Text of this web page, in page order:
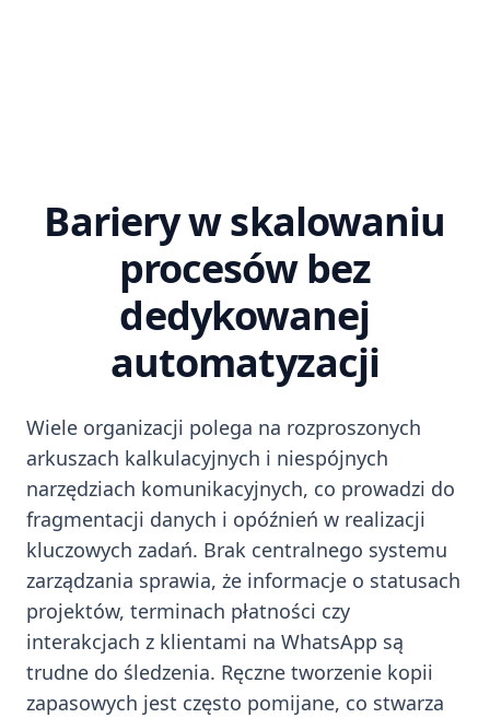
Bariery w skalowaniu
procesów bez
dedykowanej
automatyzacji
Wiele organizacji polega na rozproszonych
arkuszach kalkulacyjnych i niespójnych
narzędziach komunikacyjnych, co prowadzi do
fragmentacji danych i opóźnień w realizacji
kluczowych zadań. Brak centralnego systemu
zarządzania sprawia, że informacje o statusach
projektów, terminach płatności czy
interakcjach z klientami na WhatsApp są
trudne do śledzenia. Ręczne tworzenie kopii
zapasowych jest często pomijane, co stwarza